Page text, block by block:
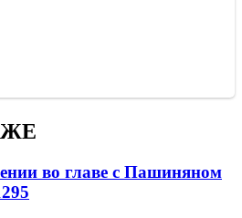
во главе с Пашиняном